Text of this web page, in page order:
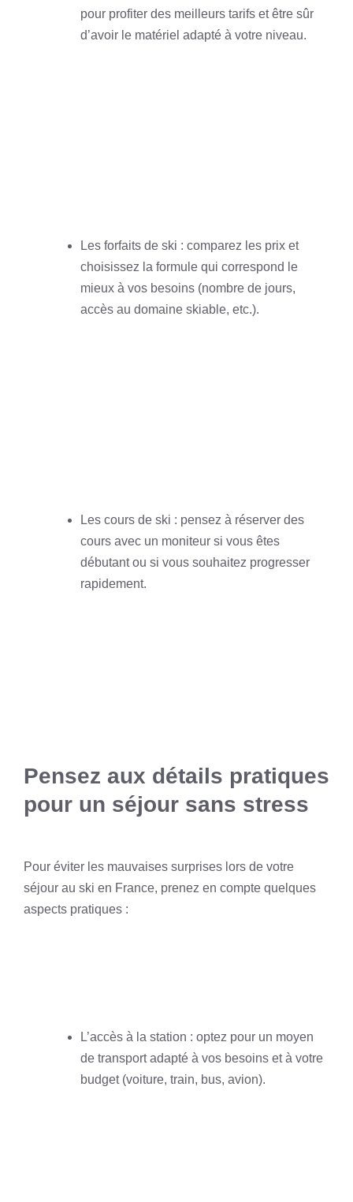
pour profiter des meilleurs tarifs et être sûr
d’avoir le matériel adapté à votre niveau.
Les forfaits de ski : comparez les prix et
choisissez la formule qui correspond le
mieux à vos besoins (nombre de jours,
accès au domaine skiable, etc.).
Les cours de ski : pensez à réserver des
cours avec un moniteur si vous êtes
débutant ou si vous souhaitez progresser
rapidement.
Pensez aux détails pratiques
pour un séjour sans stress
Pour éviter les mauvaises surprises lors de votre
séjour au ski en France, prenez en compte quelques
aspects pratiques :
L’accès à la station : optez pour un moyen
de transport adapté à vos besoins et à votre
budget (voiture, train, bus, avion).